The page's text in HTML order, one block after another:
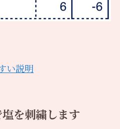
い説明
を刺繍します